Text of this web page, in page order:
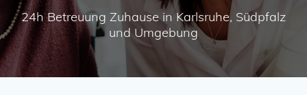
24h Betreuung Zuhause in Karlsruhe, Südpfalz
und Umgebung